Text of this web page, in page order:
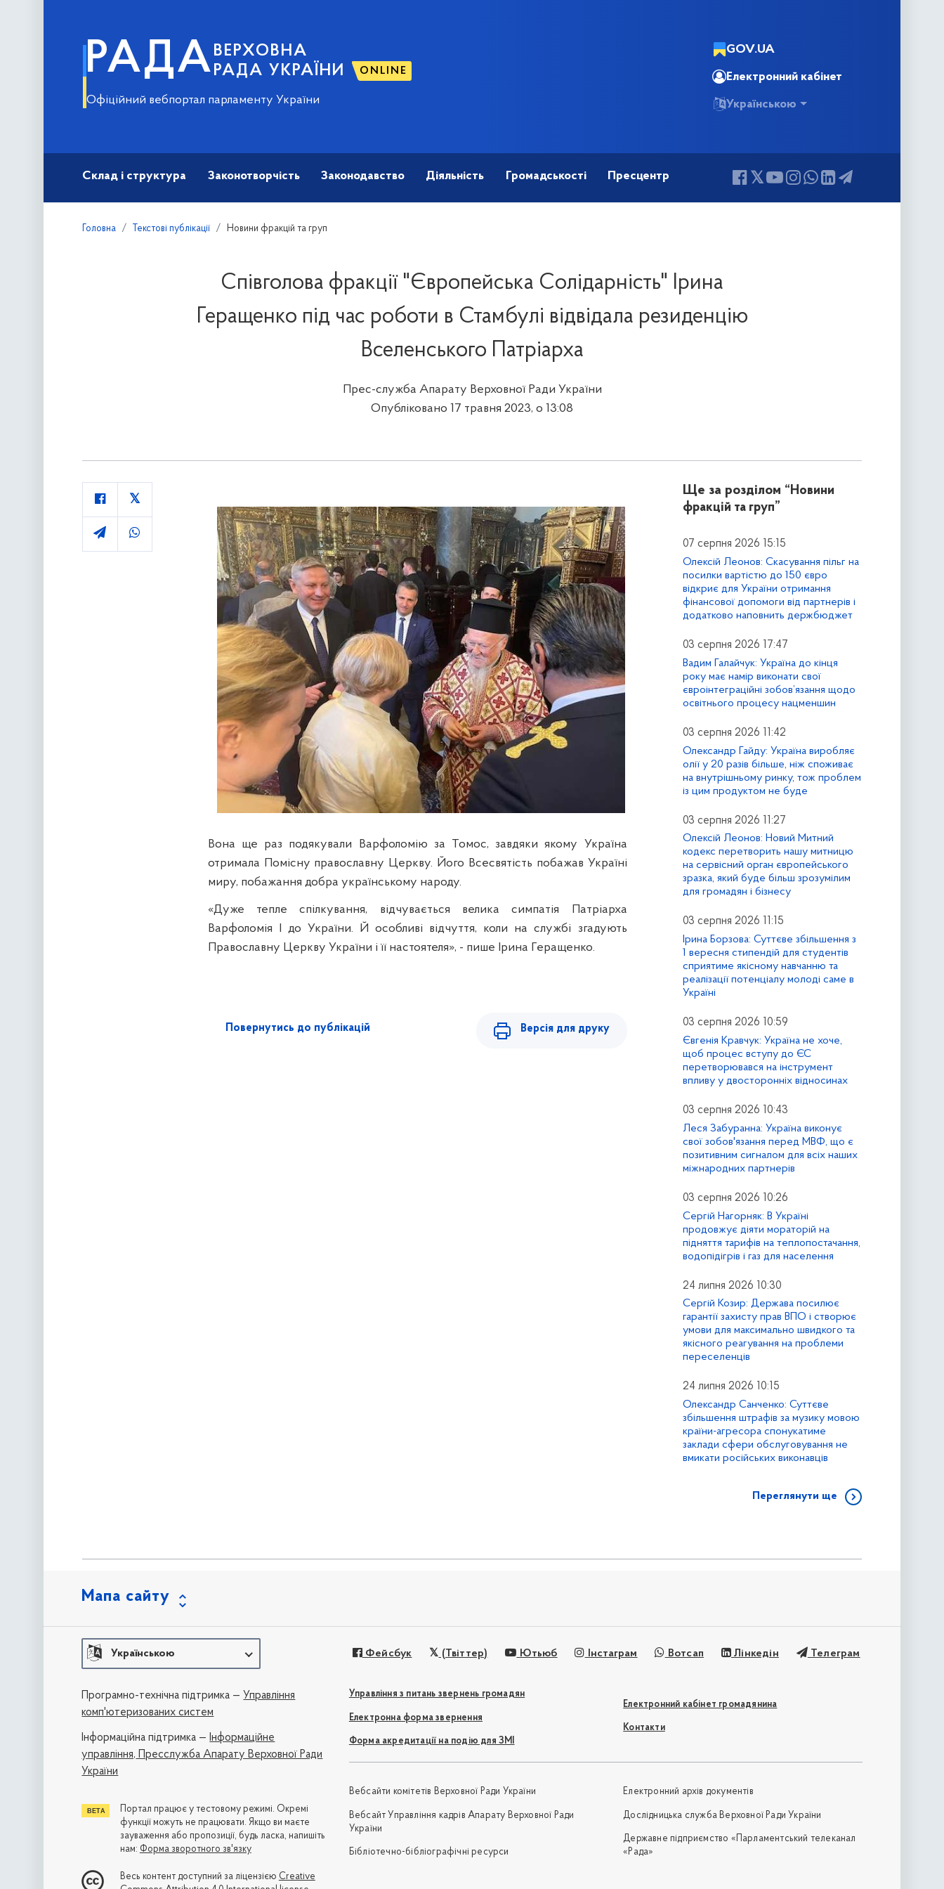
РАДА ВЕРХОВНА
РАДА УКРАЇНИ
ONLINE
Офіційний вебпортал парламенту України
GOV.UA
Електронний кабінет
Українською
Склад і структура Законотворчість Законодавство Діяльність Громадськості Пресцентр
Головна Текстові публікації Новини фракцій та груп
Cпівголова фракції "Європейська Солідарність" Ірина
Геращенко під час роботи в Стамбулі відвідала резиденцію
Вселенського Патріарха
Прес-служба Апарату Верховної Ради України
Опубліковано 17 травня 2023, о 13:08
Вона ще раз подякували Варфоломію за Томос, завдяки якому Україна
отримала Помісну православну Церкву. Його Всесвятість побажав Україні
миру, побажання добра українському народу.
«Дуже тепле спілкування, відчувається велика симпатія Патріарха
Варфоломія I до України. Й особливі відчуття, коли на службі згадують
Православну Церкву України і її настоятеля», - пише Ірина Геращенко.
Повернутись до публікацій Версія для друку
Ще за розділом “Новини
фракцій та груп”
07 серпня 2026 15:15
Олексій Леонов: Скасування пільг на
посилки вартістю до 150 євро
відкриє для України отримання
фінансової допомоги від партнерів і
додатково наповнить держбюджет
03 серпня 2026 17:47
Вадим Галайчук: Україна до кінця
року має намір виконати свої
євроінтеграційні зобов’язання щодо
освітнього процесу нацменшин
03 серпня 2026 11:42
Олександр Гайду: Україна виробляє
олії у 20 разів більше, ніж споживає
на внутрішньому ринку, тож проблем
із цим продуктом не буде
03 серпня 2026 11:27
Олексій Леонов: Новий Митний
кодекс перетворить нашу митницю
на сервісний орган європейського
зразка, який буде більш зрозумілим
для громадян і бізнесу
03 серпня 2026 11:15
Ірина Борзова: Суттєве збільшення з
1 вересня стипендій для студентів
сприятиме якісному навчанню та
реалізації потенціалу молоді саме в
Україні
03 серпня 2026 10:59
Євгенія Кравчук: Україна не хоче,
щоб процес вступу до ЄС
перетворювався на інструмент
впливу у двосторонніх відносинах
03 серпня 2026 10:43
Леся Забуранна: Україна виконує
свої зобов'язання перед МВФ, що є
позитивним сигналом для всіх наших
міжнародних партнерів
03 серпня 2026 10:26
Сергій Нагорняк: В Україні
продовжує діяти мораторій на
підняття тарифів на теплопостачання,
водопідігрів і газ для населення
24 липня 2026 10:30
Сергій Козир: Держава посилює
гарантії захисту прав ВПО і створює
умови для максимально швидкого та
якісного реагування на проблеми
переселенців
24 липня 2026 10:15
Олександр Санченко: Суттєве
збільшення штрафів за музику мовою
країни-агресора спонукатиме
заклади сфери обслуговування не
вмикати російських виконавців
Переглянути ще
Мапа сайту
Українською Фейсбук (Твіттер) Ютьюб Інстаграм Вотсап Лінкедін Телеграм
Управління з питань звернень громадян
Електронна форма звернення
Форма акредитації на подію для ЗМІ
Електронний кабінет громадянина
Контакти
Вебсайти комітетів Верховної Ради України
Вебсайт Управління кадрів Апарату Верховної Ради
України
Бібліотечно-бібліографічні ресурси
Електронний архів документів
Дослідницька служба Верховної Ради України
Державне підприємство «Парламентський телеканал
«Рада»
Програмно-технічна підтримка — Управління
комп'ютеризованих систем
Iнформаційна підтримка —Інформаційне
управління, Пресслужба Апарату Верховної Ради
України
Портал працює у тестовому режимі. Окремі
функції можуть не працювати. Якщо ви маєте
зауваження або пропозиції, будь ласка, напишіть
нам: Форма зворотного зв'язку
Весь контент доступний за ліцензією Creative